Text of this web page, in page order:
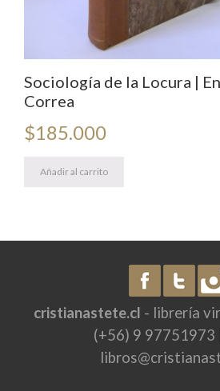
Sociología de la Locura |
Correa
$185.000
Añadir al carrito
cristianastete.cl - librería
(+56) 9 97751973 |